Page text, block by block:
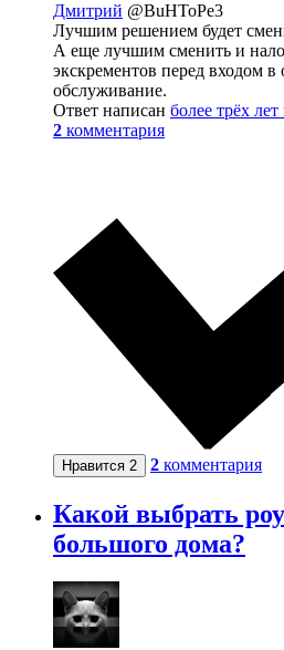
Дмитрий @BuHToPe3
Лучшим решением будет
А еще лучшим сменить и
экскрементов перед входом в
обслуживание.
Ответ написан более трёх лет
2 комментария
Нравится 2 2 комментария
Какой выбрать
большого дома?